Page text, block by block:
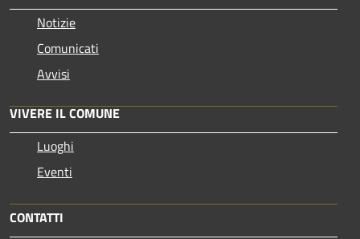
Notizie
Comunicati
Avvisi
VIVERE IL COMUNE
Luoghi
Eventi
CONTATTI